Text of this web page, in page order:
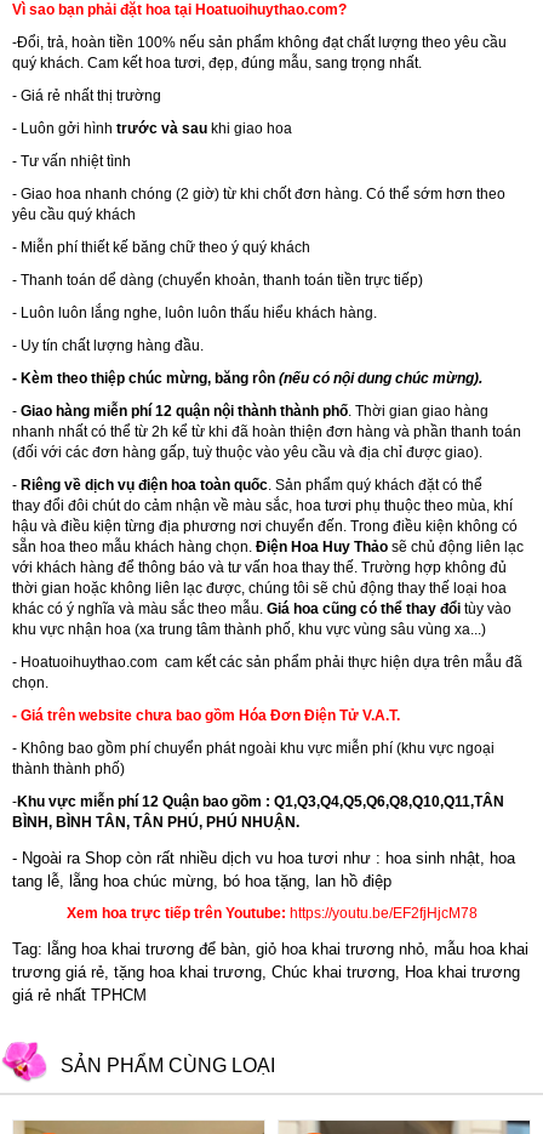
Vì sao bạn phải đặt hoa tại Hoatuoihuythao.com?
-Đổi, trả, hoàn tiền 100% nếu sản phẩm không đạt chất lượng theo yêu cầu
quý khách. Cam kết hoa tươi, đẹp, đúng mẫu, sang trọng nhất.
- Giá rẻ nhất thị trường
- Luôn gởi hình trước và sau khi giao hoa
- Tư vấn nhiệt tình
- Giao hoa nhanh chóng (2 giờ) từ khi chốt đơn hàng. Có thể sớm hơn theo
yêu cầu quý khách
- Miễn phí thiết kế băng chữ theo ý quý khách
- Thanh toán dể dàng (chuyển khoản, thanh toán tiền trực tiếp)
- Luôn luôn lắng nghe, luôn luôn thấu hiểu khách hàng.
- Uy tín chất lượng hàng đầu.
- Kèm theo thiệp chúc mừng, băng rôn (nếu có nội dung chúc mừng).
- Giao hàng miễn phí 12 quận nội thành thành phố. Thời gian giao hàng
nhanh nhất có thể từ 2h kể từ khi đã hoàn thiện đơn hàng và phần thanh toán
(đối với các đơn hàng gấp, tuỳ thuộc vào yêu cầu và địa chỉ được giao).
- Riêng về dịch vụ điện hoa toàn quốc. Sản phẩm quý khách đặt có thể
thay đổi đôi chút do cảm nhận về màu sắc, hoa tươi phụ thuộc theo mùa, khí
hậu và điều kiện từng địa phương nơi chuyển đến. Trong điều kiện không có
sẵn hoa theo mẫu khách hàng chọn. Điện Hoa Huy Thảo sẽ chủ động liên lạc
với khách hàng để thông báo và tư vấn hoa thay thế. Trường hợp không đủ
thời gian hoặc không liên lạc được, chúng tôi sẽ chủ động thay thế loại hoa
khác có ý nghĩa và màu sắc theo mẫu. Giá hoa cũng có thể thay đổi tùy vào
khu vực nhận hoa (xa trung tâm thành phố, khu vực vùng sâu vùng xa...)
- Hoatuoihuythao.com cam kết các sản phẩm phải thực hiện dựa trên mẫu đã
chọn.
- Giá trên website chưa bao gồm Hóa Đơn Điện Tử V.A.T.
- Không bao gồm phí chuyển phát ngoài khu vực miễn phí (khu vực ngoại
thành thành phố)
-Khu vực miễn phí 12 Quận bao gồm : Q1,Q3,Q4,Q5,Q6,Q8,Q10,Q11,TÂN
BÌNH, BÌNH TÂN, TÂN PHÚ, PHÚ NHUẬN.
- Ngoài ra Shop còn rất nhiều dịch vu hoa tươi như : hoa sinh nhật, hoa
tang lễ, l ẵng hoa chúc mừng, bó hoa tặng, lan hồ điệp
Xem hoa trực tiếp trên Youtube: https://youtu.be/EF2fjHjcM78
Tag: lẵng hoa khai trương để bàn, giỏ hoa khai trương nhỏ, mẫu hoa khai
trương giá rẻ, tặng hoa khai trương, Chúc khai trương, Hoa khai trương
giá rẻ nhất TPHCM
SẢN PHẨM CÙNG LOẠI